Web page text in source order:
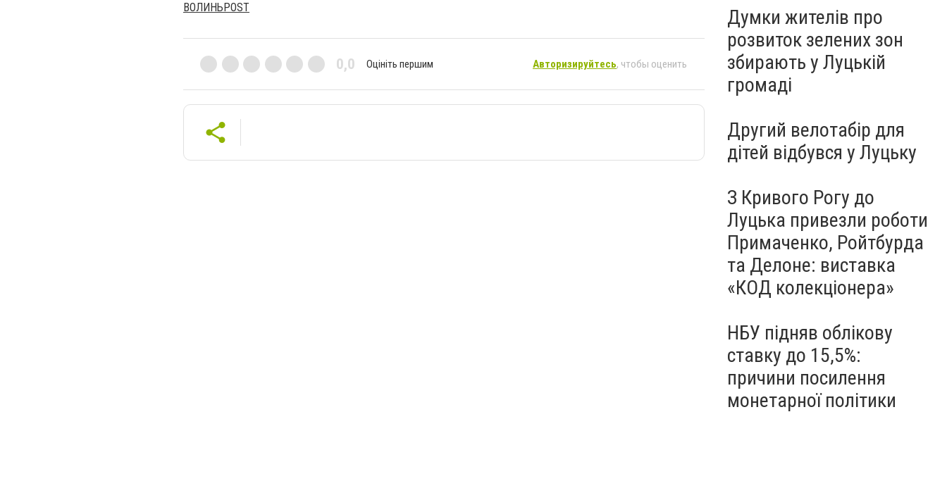
ВОЛИНЬPOST
0,0 Оцініть першим Авторизируйтесь, чтобы оценить
Думки жителів про
розвиток зелених зон
збирають у Луцькій
громаді
Другий велотабір для
дітей відбувся у Луцьку
З Кривого Рогу до
Луцька привезли роботи
Примаченко, Ройтбурда
та Делоне: виставка
«КОД колекціонера»
НБУ підняв облікову
ставку до 15,5%:
причини посилення
монетарної політики